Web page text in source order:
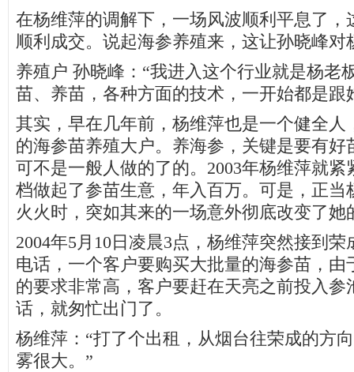
在杨维萍的调解下，一场风波顺利平息了，
顺利成交。说起海参养殖来，这让孙晓峰对
养殖户 孙晓峰：“我进入这个行业就是杨老
苗、养苗，各种方面的技术，一开始都是跟
其实，早在几年前，杨维萍也是一个健全人
的海参苗养殖大户。养海参，关键是要有好
可不是一般人做的了的。2003年杨维萍就
档做起了参苗生意，年入百万。可是，正当
火火时，突如其来的一场意外彻底改变了她
2004年5月10日凌晨3点，杨维萍突然接到
电话，一个客户要购买大批量的海参苗，由
的要求非常高，客户要赶在天亮之前投入参
话，就匆忙出门了。
杨维萍：“打了个出租，从烟台往荣成的方
雾很大。”